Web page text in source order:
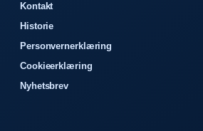
Kontakt
Historie
Personvernerklæring
Cookieerklæring
Nyhetsbrev